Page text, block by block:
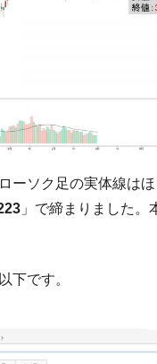
為取引量「1日当たり
金の動きに強く左右さ
帰ってきた李在明。李在
統領府ボンクラ政策室長
るべき株価操作であり、
察職員が「丸刈りにな
造業「半導体絶好調」の
激突案件】韓国消費者
万ウォンを認定 ⇒ 総額3
ーソク足の実体線はほ
」で締まりました。
下です。